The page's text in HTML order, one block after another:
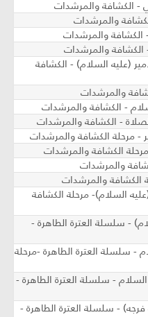
الكشافة والمرشدات
والمرشدات
الكشافة والمرشدات
والمرشدات
(عليه السلام) - الكشافة
والمرشدات
(عليه السلام)- مرحلة الكشافة
- سلسلة العترة الطاهرة -
- سلسلة العترة الطاهرة -مرحلة
- سلسلة العترة الطاهرة -
- سلسلة العترة الطاهرة -